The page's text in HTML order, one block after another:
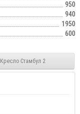
950
940
1950
600
Кресло Стамбул 2